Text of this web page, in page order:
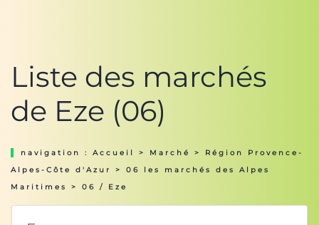
Liste des marchés
de Eze (06)
navigation : Accueil > Marché > Région Provence-
Alpes-Côte d'Azur
> 06 les marchés des Alpes
Maritimes
> 06 / Eze